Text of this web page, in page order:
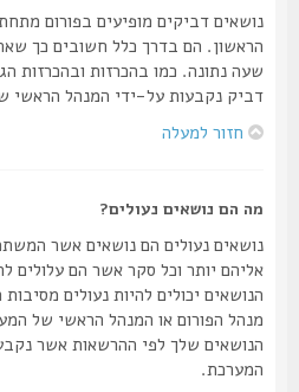
נושאים דביקים מופיעים בפורום מתחת
הראשון. הם בדרך כלל חשובים כך שאתה
שעה נתונה. כמו בהכרזות ובהכרזות
דביק נקבעות על-ידי המנהל הראשי של
חזור למעלה
מה הם נושאים נעולים?
נושאים נעולים הם נושאים אשר
אליהם יותר וכל סקר אשר הם עלולים
הנושאים יכולים להיות נעולים מסיבות
מנהל הפורום או המנהל הראשי של
הנושאים שלך לפי ההרשאות אשר נקבעו
המערכת.